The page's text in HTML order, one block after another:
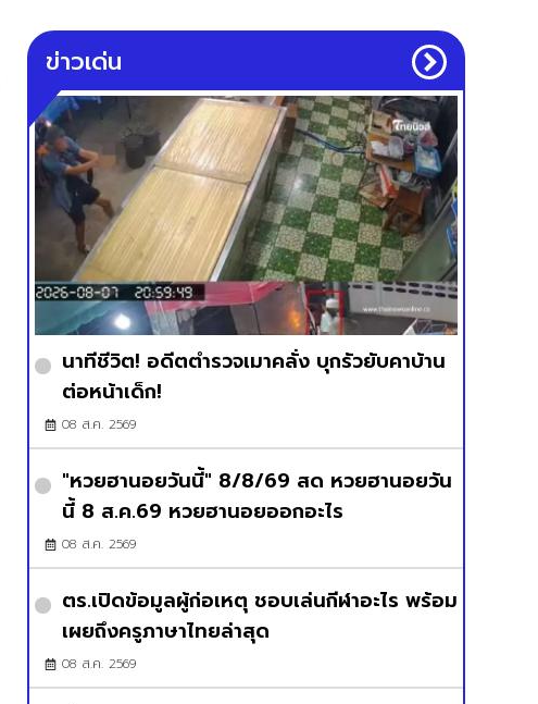
ข่าวเด่น
นาทีชีวิต! อดีตตำรวจเมาคลั่ง บุกรัวยับคาบ้าน
ต่อหน้าเด็ก!
08 ส.ค. 2569
"หวยฮานอยวันนี้" 8/8/69 สด หวยฮานอยวัน
นี้ 8 ส.ค.69 หวยฮานอยออกอะไร
08 ส.ค. 2569
ตร.เปิดข้อมูลผู้ก่อเหตุ ชอบเล่นกีฬาอะไร พร้อม
เผยถึงครูภาษาไทยล่าสุด
08 ส.ค. 2569